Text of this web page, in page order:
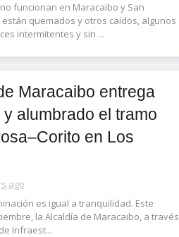
funcionan en Maracaibo y San
están quemados y otros caídos, algunos
intermitentes y sin ...
Maracaibo entrega
alumbrado el tramo
en Los
ago
es igual a tranquilidad. Este
la Alcaldía de Maracaibo, a través
Infraest...